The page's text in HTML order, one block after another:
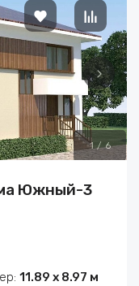
1 / 6
Южный-3
11.89 х 8.97 м